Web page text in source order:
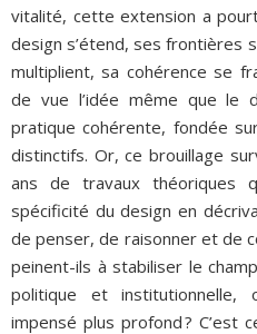
vitalité, cette extension a
design s’étend, ses frontières
multiplient, sa cohérence se
de vue l’idée même que le
pratique cohérente, fondée
distinctifs. Or, ce brouillage
ans de travaux théoriques
spécificité du design en
de penser, de raisonner et de
peinent-ils à stabiliser le
politique et institutionnelle,
impensé plus profond ?